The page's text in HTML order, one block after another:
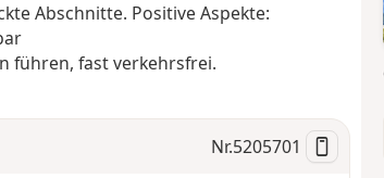
Abschnitte. Positive Aspekte:
führen, fast verkehrsfrei.
Nr.5205701